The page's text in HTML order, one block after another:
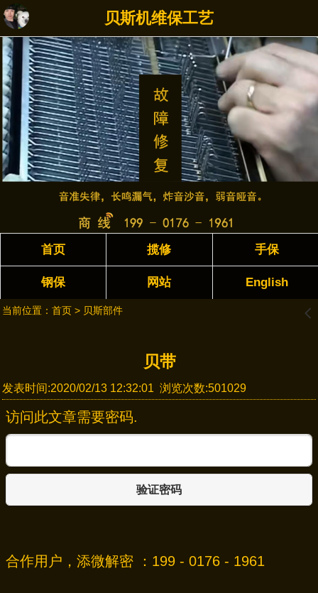
贝斯机维保工艺
首页 揽修 手保
钢保 网站 English
当前位置： 首页> 贝斯部件 󰊒
贝带
发表时间:2020/02/13 12:32:01 浏览次数:501029
访问此文章需要密码.
验证密码
合作用户，添微解密 ：199 - 0176 - 1961